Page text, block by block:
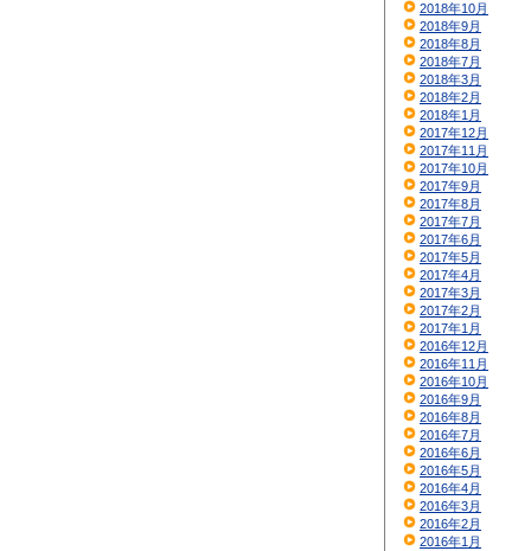
2018年10月
2018年9月
2018年8月
2018年7月
2018年3月
2018年2月
2018年1月
2017年12月
2017年11月
2017年10月
2017年9月
2017年8月
2017年7月
2017年6月
2017年5月
2017年4月
2017年3月
2017年2月
2017年1月
2016年12月
2016年11月
2016年10月
2016年9月
2016年8月
2016年7月
2016年6月
2016年5月
2016年4月
2016年3月
2016年2月
2016年1月